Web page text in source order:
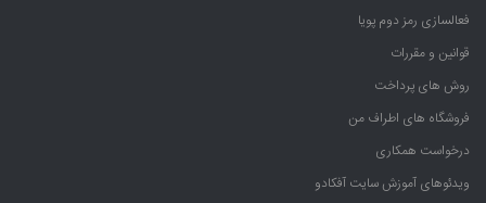
فعالسازی رمز دوم پویا
قوانین و مقررات
روش های پرداخت
فروشگاه های اطراف من
درخواست همکاری
ویدئوهای آموزش سایت آفکادو